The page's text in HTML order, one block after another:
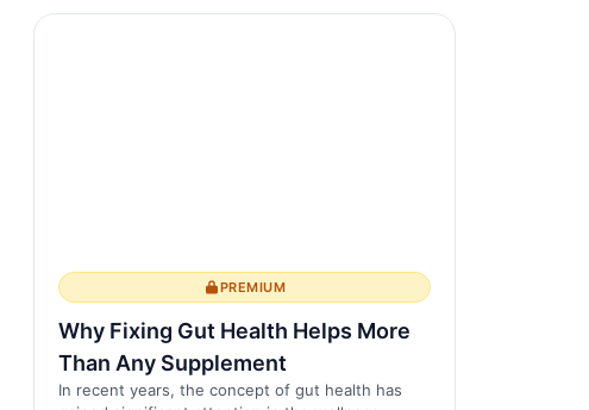
PREMIUM
Why Fixing Gut Health Helps More
Than Any Supplement
In recent years, the concept of gut health has